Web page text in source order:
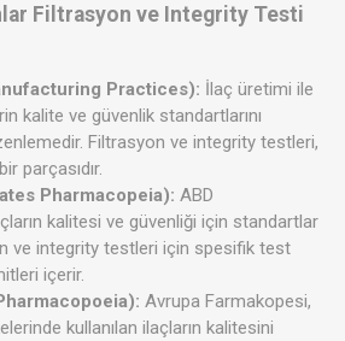
Filtrasyon ve Integrity Testi
Practices): İlaç üretimi ile
kalite ve güvenlik standartlarını
Filtrasyon ve integrity testleri,
parçasıdır.
Pharmacopeia): ABD
kalitesi ve güvenliği için standartlar
ve integrity testleri için spesifik test
içerir.
Avrupa Farmakopesi,
kullanılan ilaçların kalitesini